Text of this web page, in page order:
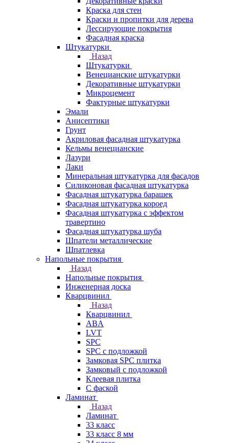
Краска для стен
Краски и пропитки для дерева
Лессирующие покрытия
Фасадная краска
Штукатурки
Назад
Штукатурки
Венецианские штукатурки
Декоративные штукатурки
Микроцемент
Фактурные штукатурки
Эмали
Анисептики
Грунт
Акриловая фасадная штукатурка
Кельмы венецианские
Лазури
Лаки
Минеральная штукатурка для фасадов
Силиконовая фасадная штукатурка
Фасадная штукатурка барашек
Фасадная штукатурка короед
Фасадная штукатурка с эффектом
травертино
Фасадная штукатурка шуба
Шпатели металлические
Шпатлевка
Напольные покрытия
Назад
Напольные покрытия
Инженерная доска
Кварцвинил
Назад
Кварцвинил
ABA
LVT
SPC
SPC с подложкой
Замковая SPC плитка
Замковый с подложкой
Клеевая плитка
С фаской
Ламинат
Назад
Ламинат
33 класс
33 класс 8 мм